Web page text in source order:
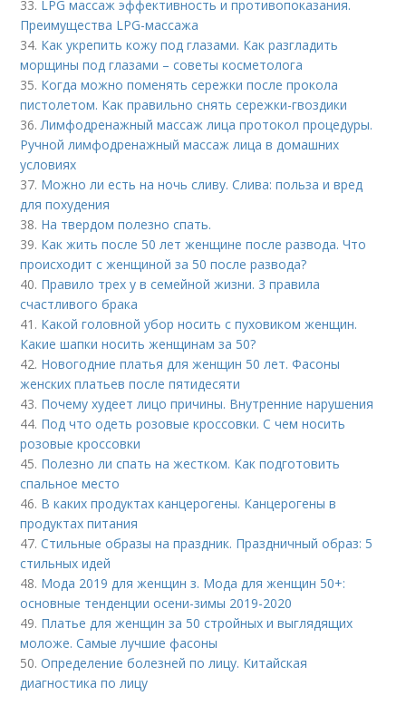
33. LPG массаж эффективность и противопоказания.
Преимущества LPG-массажа
34. Как укрепить кожу под глазами. Как разгладить
морщины под глазами – советы косметолога
35. Когда можно поменять сережки после прокола
пистолетом. Как правильно снять сережки-гвоздики
36.Лимфодренажный массаж лица протокол процедуры.
Ручной лимфодренажный массаж лица в домашних
условиях
37. Можно ли есть на ночь сливу. Слива: польза и вред
для похудения
38. На твердом полезно спать.
39. Как жить после 50 лет женщине после развода. Что
происходит с женщиной за 50 после развода?
40. Правило трех у в семейной жизни. 3 правила
счастливого брака
41. Какой головной убор носить с пуховиком женщин.
Какие шапки носить женщинам за 50?
42. Новогодние платья для женщин 50 лет. Фасоны
женских платьев после пятидесяти
43. Почему худеет лицо причины. Внутренние нарушения
44. Под что одеть розовые кроссовки. С чем носить
розовые кроссовки
45. Полезно ли спать на жестком. Как подготовить
спальное место
46. В каких продуктах канцерогены. Канцерогены в
продуктах питания
47.Стильные образы на праздник. Праздничный образ: 5
стильных идей
48. Мода 2019 для женщин з. Мода для женщин 50+:
основные тенденции осени-зимы 2019-2020
49. Платье для женщин за 50 стройных и выглядящих
моложе. Самые лучшие фасоны
50.Определение болезней по лицу. Китайская
диагностика по лицу